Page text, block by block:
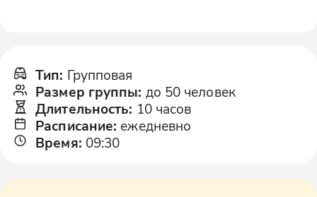
Тип: Групповая
Размер группы: до 50 человек
Длительность: 10 часов
Расписание: ежедневно
Время: 09:30